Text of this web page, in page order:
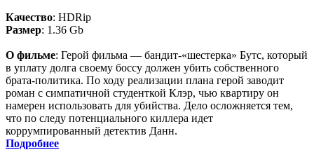
Качество: HDRip
Размер: 1.36 Gb
О фильме: Герой фильма — бандит-«шестерка» Бутс, который
в уплату долга своему боссу должен убить собственного
брата-политика. По ходу реализации плана герой заводит
роман с симпатичной студенткой Клэр, чью квартиру он
намерен использовать для убийства. Дело осложняется тем,
что по следу потенциального киллера идет
коррумпированный детектив Данн.
Подробнее